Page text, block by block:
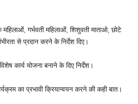
गर्भवती महिलाओं, शिशुवती माताओ, छोटे
से प्रदान करने के निर्देश दिए।
कार्य योजना बनाने के दिए निर्देश।
का प्रभावी क्रियान्वयन करने की कही बात।